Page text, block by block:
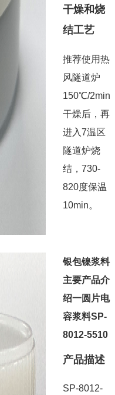
干燥和烧
结工艺
推荐使用热
风隧道炉
150℃/2min
干燥后，再
进入7温区
隧道炉烧
结，730-
820度保温
10min。
银包镍浆料
主要产品介
绍一圆片电
容浆料SP-
8012-5510
产品描述
SP-8012-